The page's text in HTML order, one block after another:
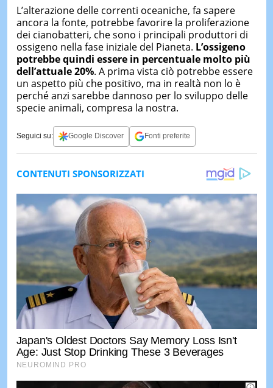
L’alterazione delle correnti oceaniche, fa sapere
ancora la fonte, potrebbe favorire la proliferazione
dei cianobatteri, che sono i principali produttori di
ossigeno nella fase iniziale del Pianeta. L’ossigeno
potrebbe quindi essere in percentuale molto più
dell’attuale 20%. A prima vista ciò potrebbe essere
un aspetto più che positivo, ma in realtà non lo è
perché anzi sarebbe dannoso per lo sviluppo delle
specie animali, compresa la nostra.
Seguici su: Google Discover Fonti preferite